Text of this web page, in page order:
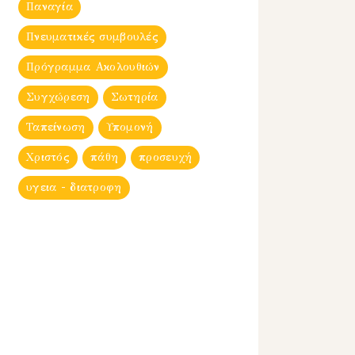
Παναγία
Πνευματικές συμβουλές
Πρόγραμμα Ακολουθιών
Συγχώρεση Σωτηρία
Ταπείνωση Υπομονή
Χριστός πάθη προσευχή
υγεια - διατροφη